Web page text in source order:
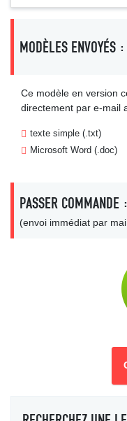
MODÈLES ENVOYÉS :
Ce modèle en version
directement par e-mail
texte simple (.txt)
Microsoft Word (.doc)
PASSER COMMANDE :
(envoi immédiat par